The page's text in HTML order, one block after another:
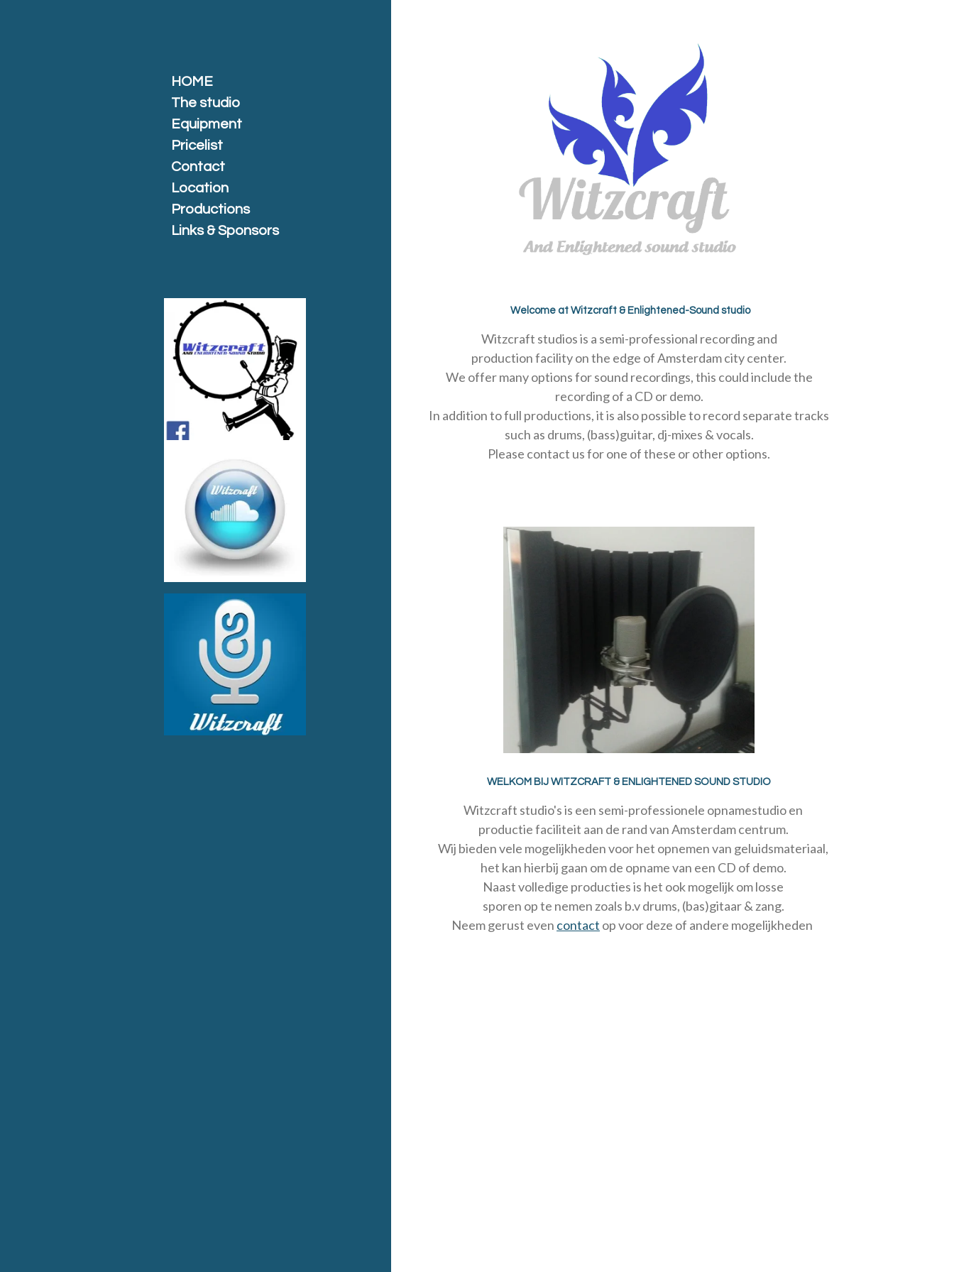
Welcome at Witzcraft & Enlightened-Sound studio
Witzcraft studios is a semi-professional recording and
production facility on the edge of Amsterdam city center.
We offer many options for sound recordings, this could include the
recording of a CD or demo.
In addition to full productions, it is also possible to record separate tracks
such as drums, (bass)guitar, dj-mixes & vocals.
Please contact us for one of these or other options.
WELKOM BIJ WITZCRAFT & ENLIGHTENED SOUND STUDIO
Witzcraft studio's is een semi-professionele opnamestudio en
productie faciliteit aan de rand van Amsterdam centrum.
Wij bieden vele mogelijkheden voor het opnemen van geluidsmateriaal,
het kan hierbij gaan om de opname van een CD of demo.
Naast volledige producties is het ook mogelijk om losse
sporen op te nemen zoals b.v drums, (bas)gitaar & zang.
Neem gerust even contact op voor deze of andere mogelijkheden
HOME
The studio
Equipment
Pricelist
Contact
Location
Productions
Links & Sponsors